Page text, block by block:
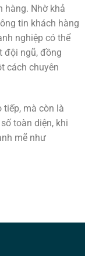
hàng. Nhờ khả
tin khách hàng
nghiệp có thể
đội ngũ, đồng
cách chuyên
tiếp, mà còn là
toàn diện, khi
mẽ như